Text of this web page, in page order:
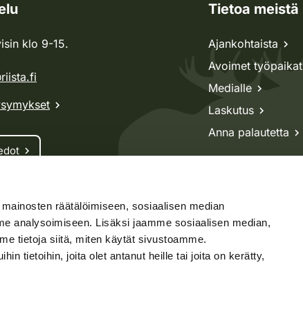
räätälöimiseen, sosiaalisen median
analysoimiseen. Lisäksi jaamme sosiaalisen median,
tietoja siitä, miten käytät sivustoamme.
tietoihin, joita olet antanut heille tai joita on kerätty,
klo 9-15.
Tietoa meistä
Ajankohtaista
Avoimet työpaikat
Medialle
Laskutus
Anna palautetta